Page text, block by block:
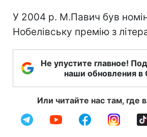
У 2004 р. М.Павич був
Нобелівську премію з
Не упустите главное!
наши обновления в
Или читайте нас там, где